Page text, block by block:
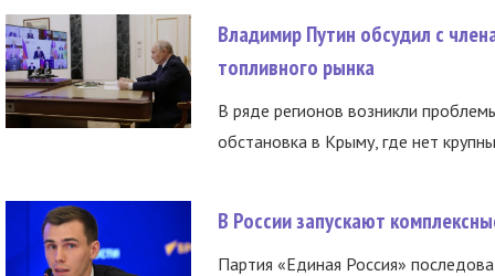
Владимир Путин обсудил с
топливного рынка
В ряде регионов возникли
обстановка в Крыму, где нет
В России запускают
Партия «Единая Россия»